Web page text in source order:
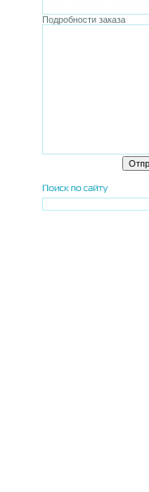
Подробности заказа